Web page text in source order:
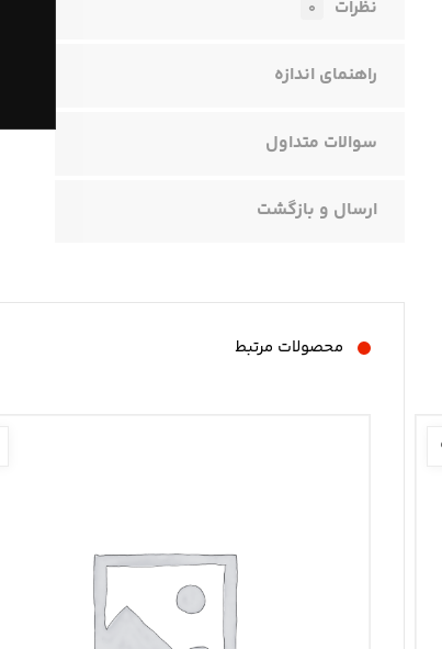
نظرات ۰
راهنمای اندازه
سوالات متداول
ارسال و بازگشت
محصولات مرتبط